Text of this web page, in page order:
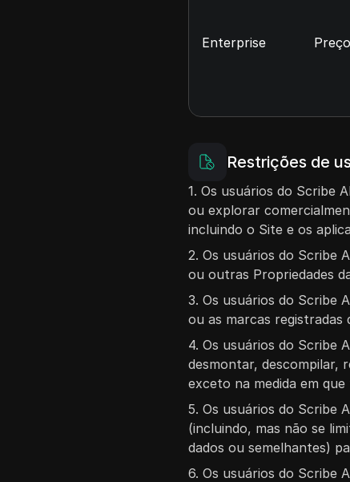
Enterprise
Restrições de
1. Os usuários do Scribe
ou explorar
incluindo o Site e os
2. Os usuários do Scribe
ou outras Propriedades
3. Os usuários do Scribe
ou as marcas registradas
4. Os usuários do Scribe
desmontar, descompilar,
exceto na medida em
5. Os usuários do Scribe
(incluindo, mas não se
dados ou semelhantes)
6. Os usuários do Scribe